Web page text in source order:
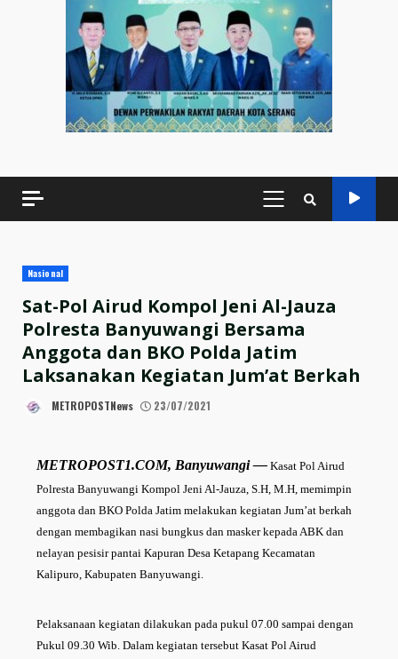
PRIMARY
MENU
Nasional
Sat-Pol Airud Kompol Jeni Al-Jauza
Polresta Banyuwangi Bersama
Anggota dan BKO Polda Jatim
Laksanakan Kegiatan Jum’at Berkah
METROPOSTNews 23/07/2021
METROPOST1.COM, Banyuwangi — Kasat Pol Airud
Polresta Banyuwangi Kompol Jeni Al-Jauza, S.H, M.H, memimpin
anggota dan BKO Polda Jatim melakukan kegiatan Jum’at berkah
dengan membagikan nasi bungkus dan masker kepada ABK dan
nelayan pesisir pantai Kapuran Desa Ketapang Kecamatan
Kalipuro, Kabupaten Banyuwangi.
Pelaksanaan kegiatan dilakukan pada pukul 07.00 sampai dengan
Pukul 09.30 Wib. Dalam kegiatan tersebut Kasat Pol Airud